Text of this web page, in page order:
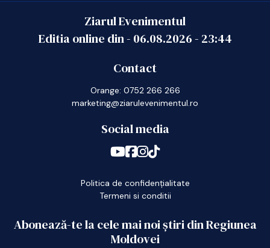
Ziarul Evenimentul
Editia online din - 06.08.2026- 23:44
Contact
Orange: 0752 266 266
marketing@ziarulevenimentul.ro
Social media
Politica de confidențialitate
Termeni si conditii
Abonează-te la cele mai noi știri din Regiunea
Moldovei